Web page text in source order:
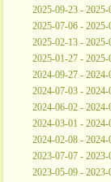
2025-09-23 - 2025-
2025-07-06 - 2025-
2025-02-13 - 2025-
2025-01-27 - 2025-
2024-09-27 - 2024-
2024-07-03 - 2024-
2024-06-02 - 2024-
2024-03-01 - 2024-
2024-02-08 - 2024-
2023-07-07 - 2023-
2023-05-09 - 2023-